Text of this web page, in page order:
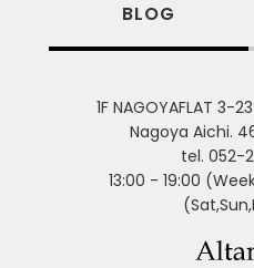
BLOG
1F NAGOYAFLAT 3-
Nagoya Aichi.
tel. 052-
13:00 - 19:00